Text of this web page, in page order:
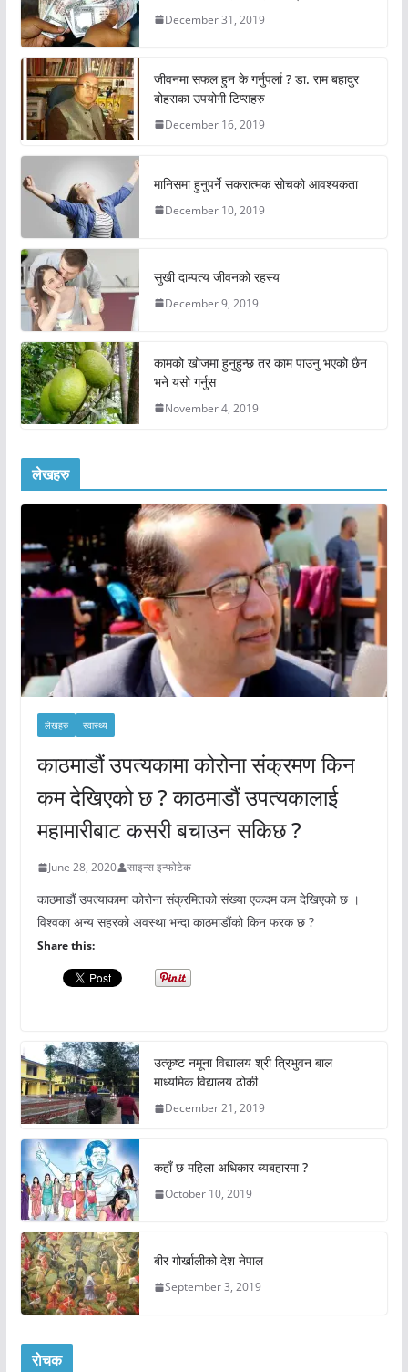
December 31, 2019
जीवनमा सफल हुन के गर्नुपर्ला ? डा. राम बहादुर
बोहराका उपयोगी टिप्सहरु
December 16, 2019
मानिसमा हुनुपर्ने सकरात्मक सोचको आवश्यकता
December 10, 2019
सुखी दाम्पत्य जीवनको रहस्य
December 9, 2019
कामको खोजमा हुनुहुन्छ तर काम पाउनु भएको छैन
भने यसो गर्नुस
November 4, 2019
लेखहरु
लेखहरु स्वास्थ्य
काठमाडौं उपत्यकामा कोरोना संक्रमण किन
कम देखिएको छ ? काठमाडौं उपत्यकालाई
महामारीबाट कसरी बचाउन सकिछ ?
June 28, 2020 साइन्स इन्फोटेक
काठमाडौं उपत्याकामा कोरोना संक्रमितको संख्या एकदम कम देखिएको छ ।
विश्वका अन्य सहरको अवस्था भन्दा काठमाडौंको किन फरक छ ?
Share this:
उत्कृष्ट नमूना विद्यालय श्री त्रिभुवन बाल
माध्यमिक विद्यालय ढोकी
December 21, 2019
कहाँ छ महिला अधिकार ब्यबहारमा ?
October 10, 2019
बीर गोर्खालीको देश नेपाल
September 3, 2019
रोचक